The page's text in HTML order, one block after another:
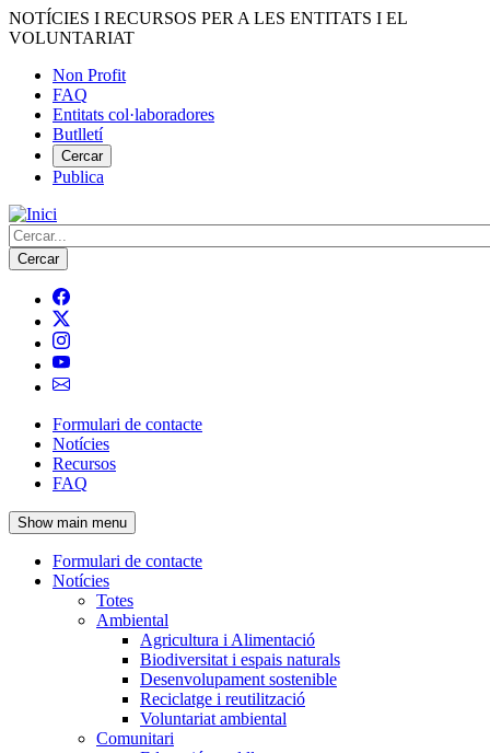
Vés
al
NOTÍCIES I RECURSOS PER A LES ENTITATS I EL
VOLUNTARIAT
Menú
del
compte
d'usuari
Non Profit
FAQ
Entitats col·laboradores
Butlletí
Cercar
Publica
Cerca
Navegació
principal
de
l'encapçalament
Formulari de contacte
Notícies
Recursos
FAQ
Show main menu
Navegació
principal
Formulari de contacte
Notícies
Totes
Ambiental
Agricultura i Alimentació
Biodiversitat i espais naturals
Desenvolupament sostenible
Reciclatge i reutilització
Voluntariat ambiental
Comunitari